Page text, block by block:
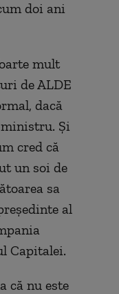
doi ani
mult
de ALDE
dacă
Şi
cred că
un soi de
sa
al
Capitalei.
că nu este